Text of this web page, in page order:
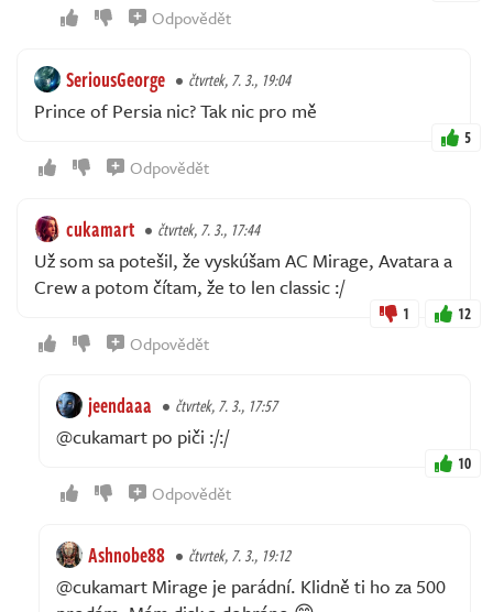
Odpovědět
SeriousGeorge čtvrtek, 7. 3., 19:04
Prince of Persia nic? Tak nic pro mě
5
Odpovědět
cukamart čtvrtek, 7. 3., 17:44
Už som sa potešil, že vyskúšam AC Mirage, Avatara a
Crew a potom čítam, že to len classic :/
1 12
Odpovědět
jeendaaa čtvrtek, 7. 3., 17:57
@cukamart po piči :/:/
10
Odpovědět
Ashnobe88 čtvrtek, 7. 3., 19:12
@cukamart Mirage je parádní. Klidně ti ho za 500